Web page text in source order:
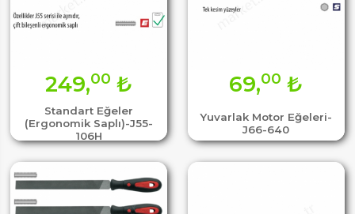
Standart Eğeler
(Ergonomik Saplı)-J55-
106H
249,00 ₺
Yuvarlak Motor Eğeleri-
J66-640
69,00 ₺